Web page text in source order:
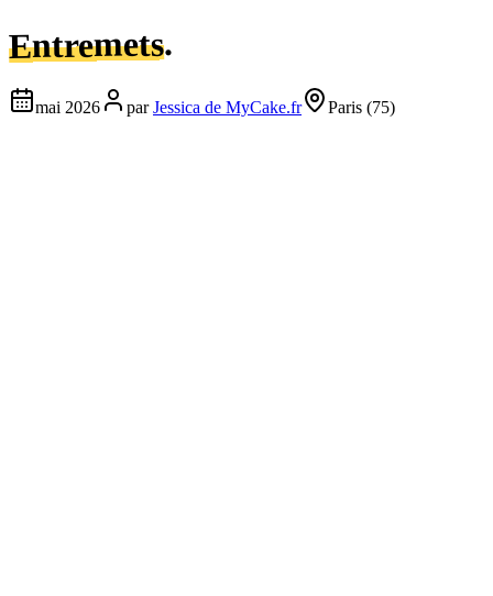
Entremets.
mai 2026 par Jessica de MyCake.fr Paris (75)